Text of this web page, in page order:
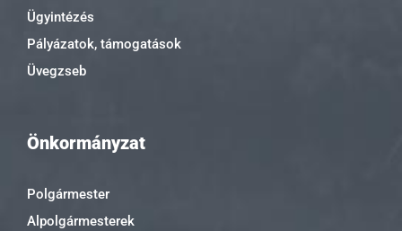
Ügyintézés
Pályázatok, támogatások
Üvegzseb
Önkormányzat
Polgármester
Alpolgármesterek